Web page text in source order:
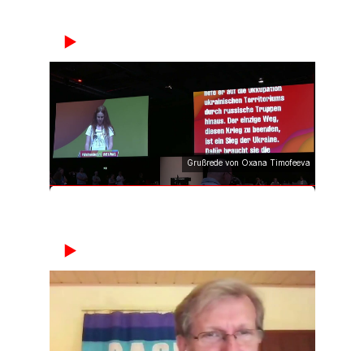
Grußrede von Oxana Timofeeva